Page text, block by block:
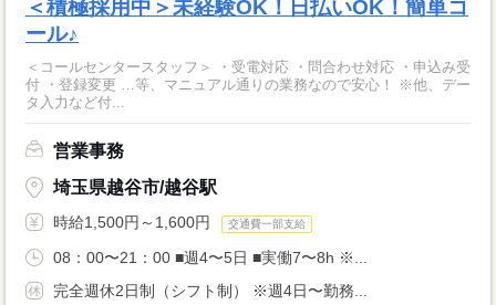
＜積極採用中＞未経験OK！日払いOK！簡単コ
ール♪
＜コールセンタースタッフ＞ ・受電対応 ・問合わせ対応 ・申込み受
付 ・登録変更 …等、マニュアル通りの業務なので安心！ ※他、デー
タ入力など付...
営業事務
埼玉県越谷市/越谷駅
時給1,500円～1,600円 交通費一部支給
08：00〜21：00 ■週4〜5日 ■実働7〜8h ※...
完全週休2日制（シフト制） ※週4日〜勤務...